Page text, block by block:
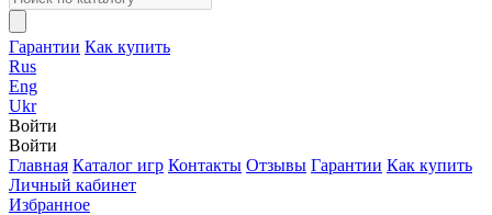
Гарантии Как купить
Rus
Eng
Ukr
Войти
Войти
Главная Каталог игр Контакты Отзывы Гарантии Как купить
Личный кабинет
Избранное